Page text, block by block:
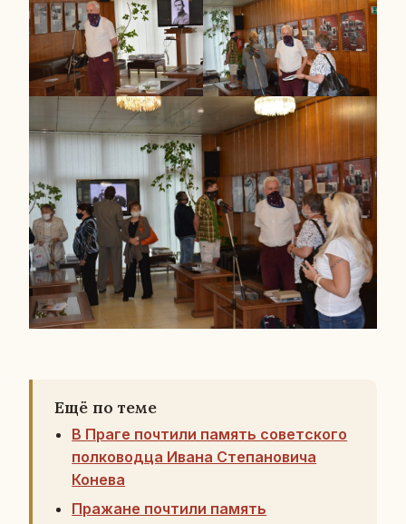
Ещё по теме
В Праге почтили память советского
полководца Ивана Степановича
Конева
Пражане почтили память